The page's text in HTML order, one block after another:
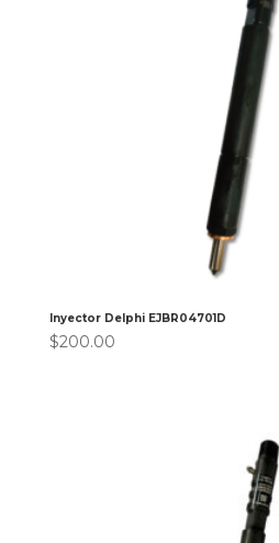
Inyector Delphi EJBR04701D
$200.00